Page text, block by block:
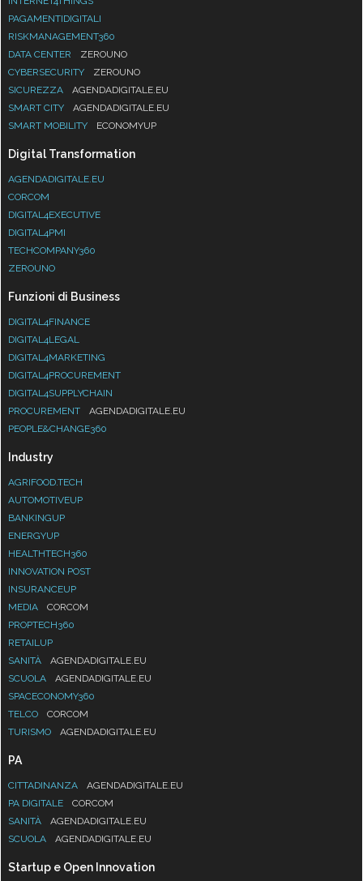
PAGAMENTIDIGITALI
RISKMANAGEMENT360
DATA CENTER
ZEROUNO
CYBERSECURITY
ZEROUNO
SICUREZZA
AGENDADIGITALE.EU
SMART CITY
AGENDADIGITALE.EU
SMART MOBILITY
ECONOMYUP
Digital Transformation
AGENDADIGITALE.EU
CORCOM
DIGITAL4EXECUTIVE
DIGITAL4PMI
TECHCOMPANY360
ZEROUNO
Funzioni di Business
DIGITAL4FINANCE
DIGITAL4LEGAL
DIGITAL4MARKETING
DIGITAL4PROCUREMENT
DIGITAL4SUPPLYCHAIN
PROCUREMENT
AGENDADIGITALE.EU
PEOPLE&CHANGE360
Industry
AGRIFOOD.TECH
AUTOMOTIVEUP
BANKINGUP
ENERGYUP
HEALTHTECH360
INNOVATION POST
INSURANCEUP
MEDIA
CORCOM
PROPTECH360
RETAILUP
SANITÀ
AGENDADIGITALE.EU
SCUOLA
AGENDADIGITALE.EU
SPACECONOMY360
TELCO
CORCOM
TURISMO
AGENDADIGITALE.EU
PA
CITTADINANZA
AGENDADIGITALE.EU
PA DIGITALE
CORCOM
SANITÀ
AGENDADIGITALE.EU
SCUOLA
AGENDADIGITALE.EU
Startup e Open Innovation